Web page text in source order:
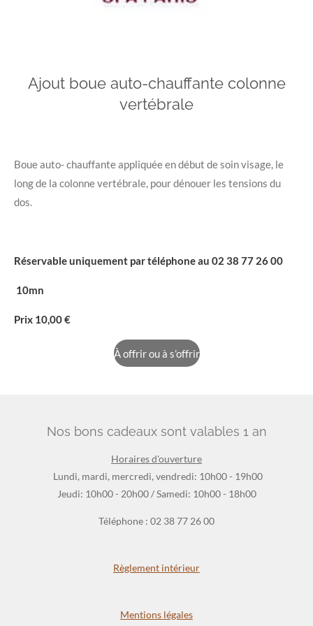
Ajout boue auto-chauffante colonne
vertébrale
Boue auto- chauffante appliquée en début de soin visage, le
long de la colonne vertébrale, pour dénouer les tensions du
dos.
Réservable uniquement par téléphone au 02 38 77 26 00
10mn
Prix 10,00 €
À offrir ou à s’offrir
Nos bons cadeaux sont valables 1 an
Horaires d'ouverture
Lundi, mardi, mercredi, vendredi: 10h00 - 19h00
Jeudi: 10h00 - 20h00 / Samedi: 10h00 - 18h00
Téléphone : 02 38 77 26 00
Règlement intérieur
Mentions légales